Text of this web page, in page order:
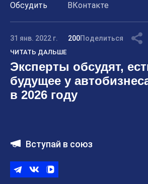
Обсудить ВКонтакте
31 янв. 2022 г. 200Поделиться
ЧИТАТЬ ДАЛЬШЕ
Эксперты обсудят,
будущее у
в 2026 году
Вступай в союз
TelegramВКонтакте
ВК